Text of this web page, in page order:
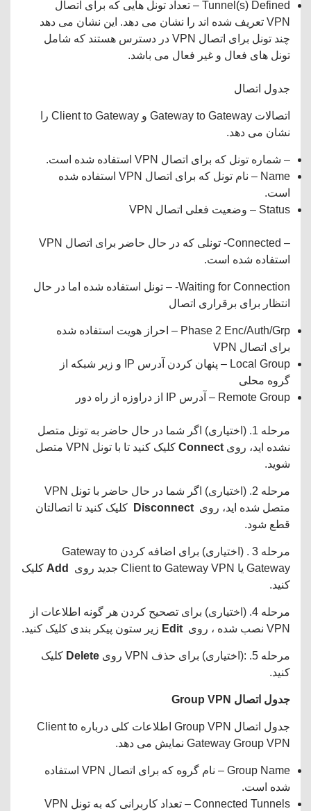
Tunnel(s) Defined – تعداد تونل هایی که برای اتصال
VPN تعریف شده اند را نشان می دهد. این نشان می دهد
چند تونل برای اتصال VPN در دسترس هستند که شامل
تونل های فعال و غیر فعال می باشد.
جدول اتصال
اتصالات Gateway to Gateway و Client to Gateway را
نشان می دهد.
– شماره تونل که برای اتصال VPN استفاده شده است.
Name – نام تونل که برای اتصال VPN استفاده شده
است.
Status – وضعیت فعلی اتصال VPN
– Connected- تونلی که در حال حاضر برای اتصال VPN
استفاده شده است.
Waiting for Connection- – تونل استفاده شده اما در حال
انتظار برای برقراری اتصال
Phase 2 Enc/Auth/Grp – احراز هویت استفاده شده
برای اتصال VPN
Local Group – پنهان کردن آدرس IP و زیر شبکه از
گروه محلی
Remote Group – آدرس IP از دراوزه از راه دور
مرحله 1. (اختیاری) اگر شما در حال حاضر به تونل متصل
نشده اید، روی Connect
کلیک کنید تا با تونل VPN متصل
شوید.
مرحله 2. (اختیاری) اگر شما در حال حاضر با تونل VPN
متصل شده اید، روی Disconnect
کلیک کنید تا اتصالتان
قطع شود.
مرحله 3 . (اختیاری) برای اضافه کردن Gateway to
Gateway یا Client to Gateway VPN جدید روی
Add کلیک
کنید.
مرحله 4. (اختیاری) برای تصحیح کردن هر گونه اطلاعات از
VPN نصب شده ، روی
Edit زیر ستون پیکر بندی کلیک کنید.
مرحله 5. :(اختیاری) برای حذف VPN روی Delete کلیک
کنید.
جدول اتصال Group VPN
جدول اتصال Group VPN اطلاعات کلی درباره Client to
Gateway Group VPN نمایش می دهد.
Group Name – نام گروه که برای اتصال VPN استفاده
شده است.
Connected Tunnels – تعداد کاربرانی که به تونل VPN